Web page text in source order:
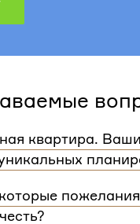
квартира.
особенности